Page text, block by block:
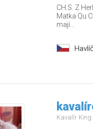
CH.S. Z
Matka Qu
mají...
Kavalír King